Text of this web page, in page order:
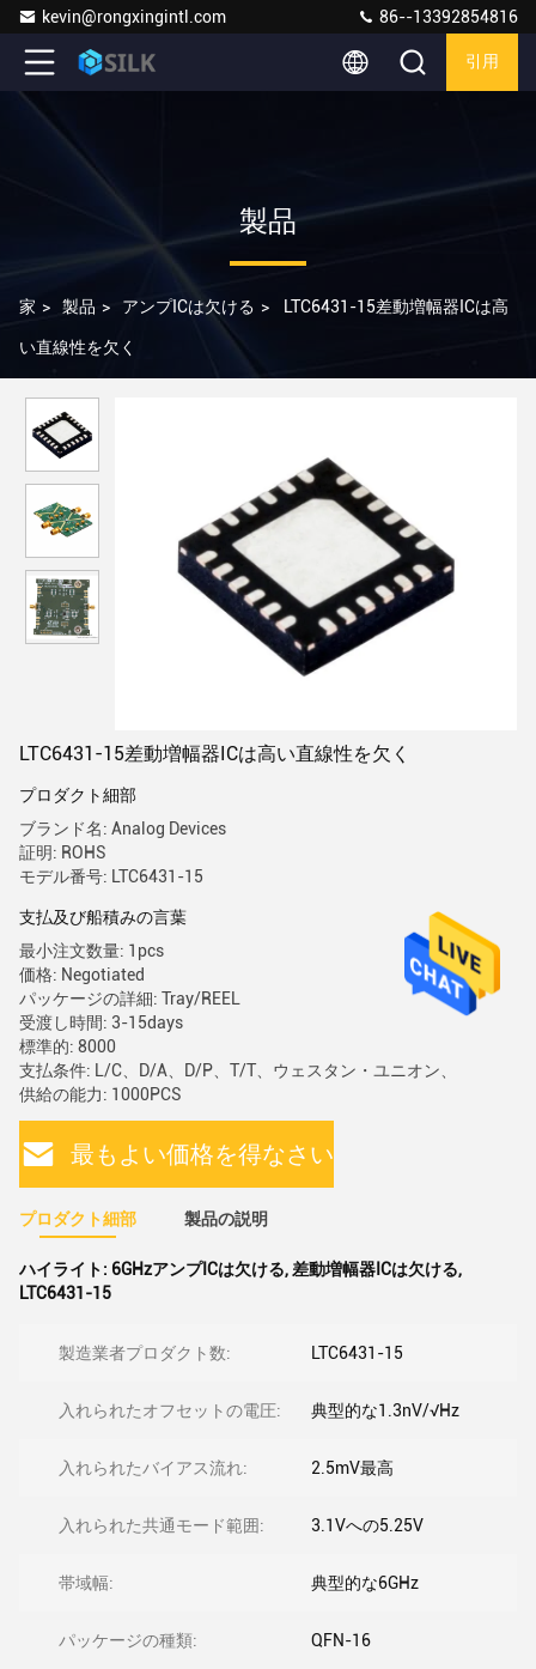
kevin@rongxingintl.com 86--13392854816
引用
製品
家 > 製品 > アンプICは欠ける > LTC6431-15差動増幅器ICは高
い直線性を欠く
LTC6431-15差動増幅器ICは高い直線性を欠く
プロダクト細部
ブランド名: Analog Devices
証明: ROHS
モデル番号: LTC6431-15
支払及び船積みの言葉
最小注文数量: 1pcs
価格: Negotiated
パッケージの詳細: Tray/REEL
受渡し時間: 3-15days
標準的: 8000
支払条件: L/C、D/A、D/P、T/T、ウェスタン・ユニオン、
供給の能力: 1000PCS
最もよい価格を得なさい
プロダクト細部 製品の説明
ハイライト: 6GHzアンプICは欠ける, 差動増幅器ICは欠ける,
LTC6431-15
製造業者プロダクト数: LTC6431-15
入れられたオフセットの電圧: 典型的な1.3nV/√Hz
入れられたバイアス流れ: 2.5mV最高
入れられた共通モード範囲: 3.1Vへの5.25V
帯域幅: 典型的な6GHz
パッケージの種類: QFN-16